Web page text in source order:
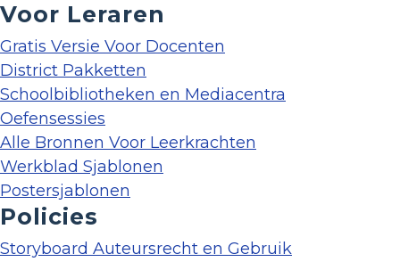
Voor Leraren
Gratis Versie Voor Docenten
District Pakketten
Schoolbibliotheken en Mediacentra
Oefensessies
Alle Bronnen Voor Leerkrachten
Werkblad Sjablonen
Postersjablonen
Policies
Storyboard Auteursrecht en Gebruik